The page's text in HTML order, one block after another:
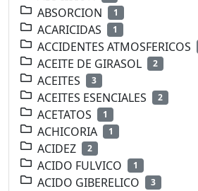
ABSORCION 1
ACARICIDAS 1
ACCIDENTES ATMOSFERICOS
ACEITE DE GIRASOL 2
ACEITES 3
ACEITES ESENCIALES 2
ACETATOS 1
ACHICORIA 1
ACIDEZ 2
ACIDO FULVICO 1
ACIDO GIBERELICO 3